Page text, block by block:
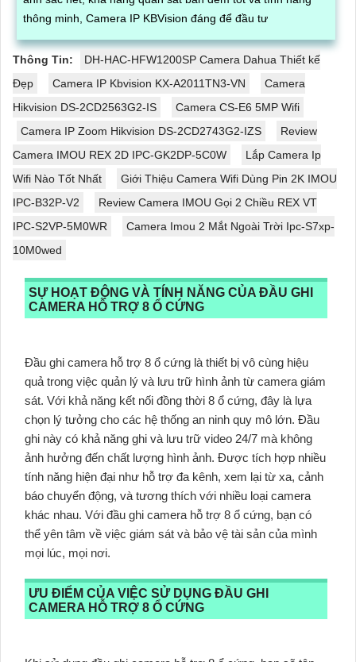
thông minh, Camera IP KBVision đáng để đầu tư
Thông Tin:
DH-HAC-HFW1200SP Camera Dahua Thiết kế
Đẹp
Camera IP Kbvision KX-A2011TN3-VN
Camera
Hikvision DS-2CD2563G2-IS
Camera CS-E6 5MP Wifi
Camera IP Zoom Hikvision DS-2CD2743G2-IZS
Review
Camera IMOU REX 2D IPC-GK2DP-5C0W
Lắp Camera Ip
Wifi Nào Tốt Nhất
Giới Thiệu Camera Wifi Dùng Pin 2K IMOU
IPC-B32P-V2
Review Camera IMOU Gọi 2 Chiều REX VT
IPC-S2VP-5M0WR
Camera Imou 2 Mắt Ngoài Trời Ipc-S7xp-
10M0wed
SỰ HOẠT ĐỘNG VÀ TÍNH NĂNG CỦA ĐẦU GHI
CAMERA HỖ TRỢ 8 Ổ CỨNG
Đầu ghi camera hỗ trợ 8 ổ cứng là thiết bị vô cùng hiệu
quả trong việc quản lý và lưu trữ hình ảnh từ camera giám
sát. Với khả năng kết nối đồng thời 8 ổ cứng, đây là lựa
chọn lý tưởng cho các hệ thống an ninh quy mô lớn. Đầu
ghi này có khả năng ghi và lưu trữ video 24/7 mà không
ảnh hưởng đến chất lượng hình ảnh. Được tích hợp nhiều
tính năng hiện đại như hỗ trợ đa kênh, xem lại từ xa, cảnh
báo chuyển động, và tương thích với nhiều loại camera
khác nhau. Với đầu ghi camera hỗ trợ 8 ổ cứng, bạn có
thể yên tâm về việc giám sát và bảo vệ tài sản của mình
mọi lúc, mọi nơi.
ƯU ĐIỂM CỦA VIỆC SỬ DỤNG ĐẦU GHI
CAMERA HỖ TRỢ 8 Ổ CỨNG